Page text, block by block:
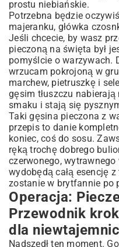
prostu niebiańskie.
Potrzebna będzie
majeranku, główka
Jeśli chcecie, by wasz
pieczoną na święta był
pomyślcie o warzywach.
wrzucam pokrojoną w
marchew, pietruszkę i
gęsim tłuszczu nabierają
smaku i stają się
Taki gęsina pieczona z
przepis to danie
koniec, coś do sosu.
ręką trochę dobrego
czerwonego, wytrawnego
wydobędą całą esencję z
zostanie w brytfannie po
Operacja:
Przewodnik
dla
Nadszedł ten moment.